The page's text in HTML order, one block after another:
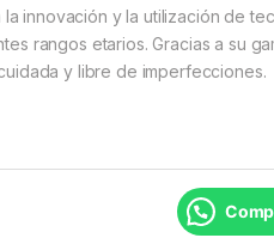
la innovación y la utilización de
rangos etarios. Gracias a su
y libre de imperfecciones.